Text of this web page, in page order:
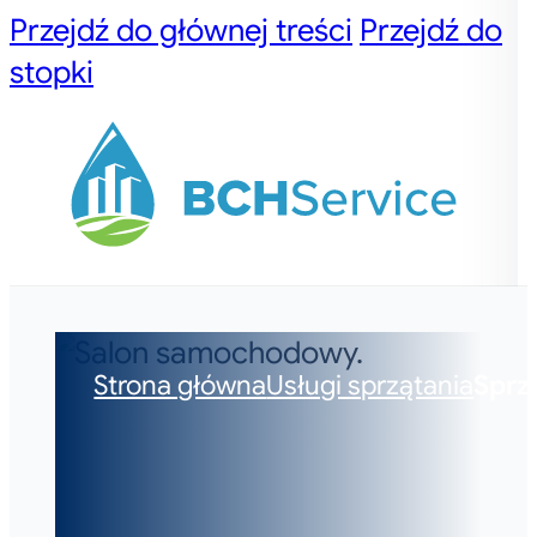
Przejdź do głównej treści Przejdź do
stopki
Strona głównaUsługi sprzątania